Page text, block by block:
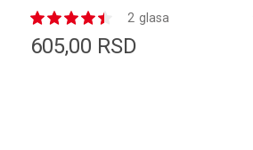
glasa
2
605,00 RSD